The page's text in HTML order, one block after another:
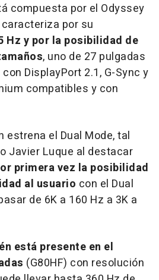
compuesta por el Odyssey
caracteriza por su
Hz y por la posibilidad de
, uno de 27 pulgadas
DisplayPort 2.1, G-Sync y
compatibles y con
estrena el Dual Mode, tal
Javier Luque al destacar
primera vez la posibilidad
al usuario con el Dual
de 6K a 160 Hz a 3K a
está presente en el
(G80HF) con resolución